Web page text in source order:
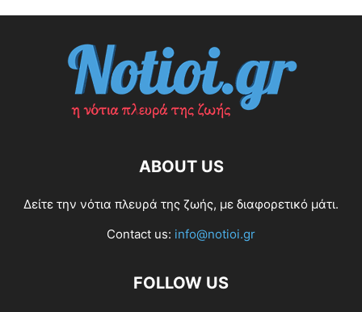
ABOUT US
Δείτε την νότια πλευρά της ζωής, με διαφορετικό μάτι.
Contact us: info@notioi.gr
FOLLOW US